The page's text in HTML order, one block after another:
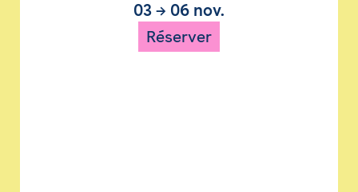
03 → 06 nov.
Réserver